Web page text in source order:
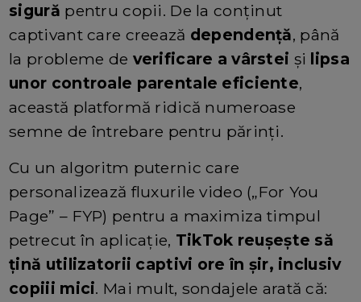
sigură pentru copii. De la conținut
captivant care creează dependență, până
la probleme de verificare a vârstei și lipsa
unor controale parentale eficiente,
această platformă ridică numeroase
semne de întrebare pentru părinți.
Cu un algoritm puternic care
personalizează fluxurile video („For You
Page” – FYP) pentru a maximiza timpul
petrecut în aplicație, TikTok reușește să
țină utilizatorii captivi ore în șir, inclusiv
copiii mici. Mai mult, sondajele arată că: